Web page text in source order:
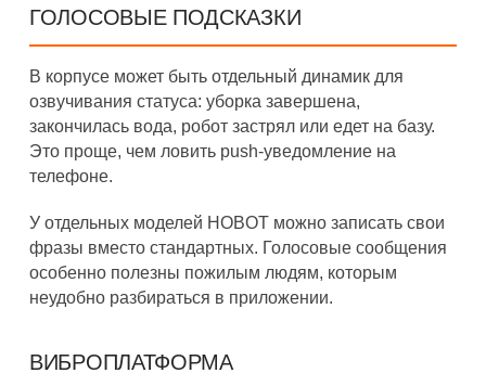
ГОЛОСОВЫЕ ПОДСКАЗКИ
В корпусе может быть отдельный динамик для
озвучивания статуса: уборка завершена,
закончилась вода, робот застрял или едет на базу.
Это проще, чем ловить push-уведомление на
телефоне.
У отдельных моделей HOBOT можно записать свои
фразы вместо стандартных. Голосовые сообщения
особенно полезны пожилым людям, которым
неудобно разбираться в приложении.
ВИБРОПЛАТФОРМА